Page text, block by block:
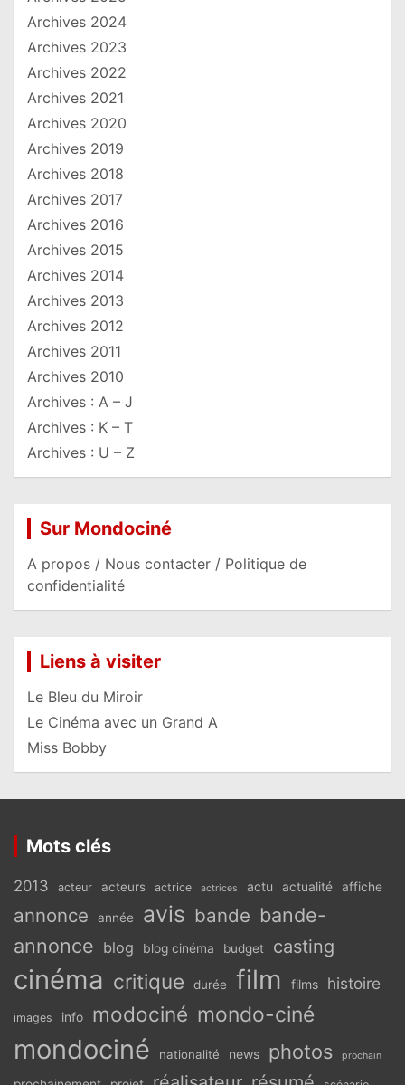
Archives 2024
Archives 2023
Archives 2022
Archives 2021
Archives 2020
Archives 2019
Archives 2018
Archives 2017
Archives 2016
Archives 2015
Archives 2014
Archives 2013
Archives 2012
Archives 2011
Archives 2010
Archives : A – J
Archives : K – T
Archives : U – Z
Sur Mondociné
A propos / Nous contacter / Politique de
confidentialité
Liens à visiter
Le Bleu du Miroir
Le Cinéma avec un Grand A
Miss Bobby
Mots clés
2013 acteur acteurs actrice actrices actu actualité affiche
annonce année avis bande bande-
annonce blog blog cinéma budget casting
cinéma critique durée film films histoire
images info modociné mondo-ciné
mondociné nationalité news photos prochain